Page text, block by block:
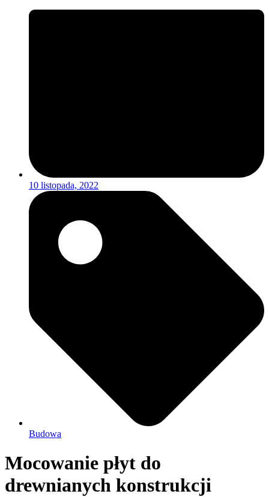
10 listopada, 2022
Budowa
Mocowanie płyt do
drewnianych konstrukcji